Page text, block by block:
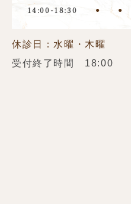
14:00-18:30 ● ●
休診日：水曜・木曜
受付終了時間 18:00